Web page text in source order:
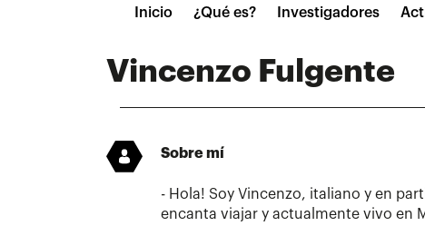
menuInicio ¿Qué es? Investigadores
Vincenzo Fulgente
Sobre mí
- Hola! Soy Vincenzo, italiano y en
encanta viajar y actualmente vivo en